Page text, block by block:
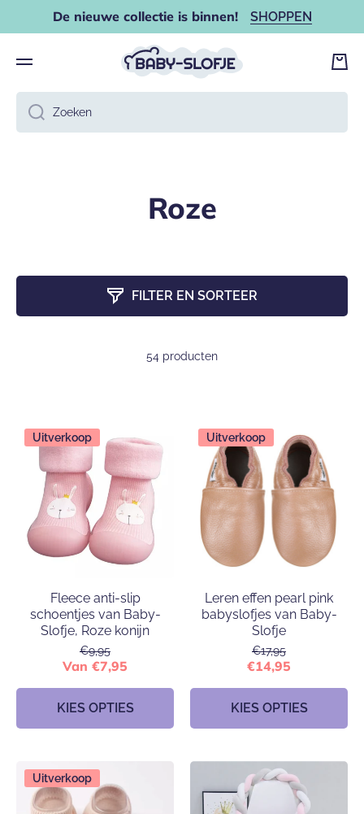
DOORGAAN NAAR ARTIKEL
De nieuwe collectie is binnen! SHOPPEN
Zoeken
Roze
FILTER EN SORTEER
54 producten
Uitverkoop
Fleece anti-slip
schoentjes van Baby-
Slofje, Roze konijn
€9,95
Van €7,95
KIES OPTIES
Uitverkoop
Leren effen pearl pink
babyslofjes van Baby-
Slofje
€17,95
€14,95
KIES OPTIES
Uitverkoop